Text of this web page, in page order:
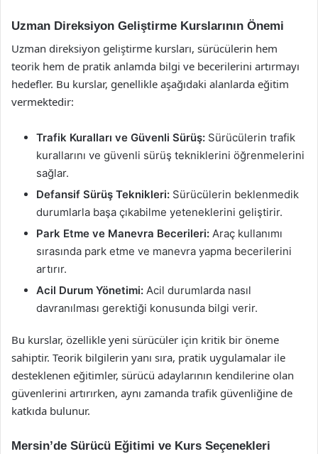
Uzman Direksiyon Geliştirme Kurslarının Önemi
Uzman direksiyon geliştirme kursları, sürücülerin hem
teorik hem de pratik anlamda bilgi ve becerilerini artırmayı
hedefler. Bu kurslar, genellikle aşağıdaki alanlarda eğitim
vermektedir:
Trafik Kuralları ve Güvenli Sürüş: Sürücülerin trafik
kurallarını ve güvenli sürüş tekniklerini öğrenmelerini
sağlar.
Defansif Sürüş Teknikleri: Sürücülerin beklenmedik
durumlarla başa çıkabilme yeteneklerini geliştirir.
Park Etme ve Manevra Becerileri: Araç kullanımı
sırasında park etme ve manevra yapma becerilerini
artırır.
Acil Durum Yönetimi: Acil durumlarda nasıl
davranılması gerektiği konusunda bilgi verir.
Bu kurslar, özellikle yeni sürücüler için kritik bir öneme
sahiptir. Teorik bilgilerin yanı sıra, pratik uygulamalar ile
desteklenen eğitimler, sürücü adaylarının kendilerine olan
güvenlerini artırırken, aynı zamanda trafik güvenliğine de
katkıda bulunur.
Mersin’de Sürücü Eğitimi ve Kurs Seçenekleri